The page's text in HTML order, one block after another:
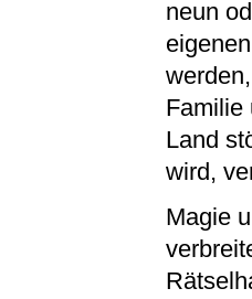
neun
Familie
Land
wird,
Magie